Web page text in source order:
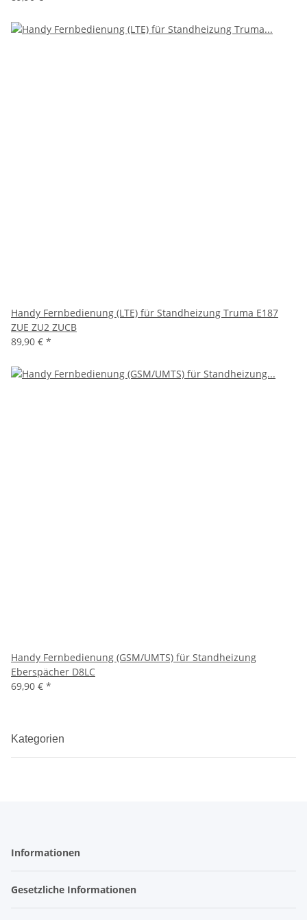
Handy Fernbedienung (LTE) für Standheizung Truma E187
ZUE ZU2 ZUCB
89,90 € *
Handy Fernbedienung (GSM/UMTS) für Standheizung
Eberspächer D8LC
69,90 € *
Kategorien
Informationen
Gesetzliche Informationen